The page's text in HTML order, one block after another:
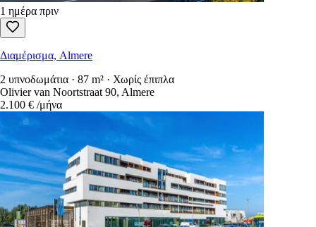
1 ημέρα πριν
Διαμέρισμα, Almere
2 υπνοδωμάτια · 87 m² · Χωρίς έπιπλα
Olivier van Noortstraat 90, Almere
2.100 € /μήνα